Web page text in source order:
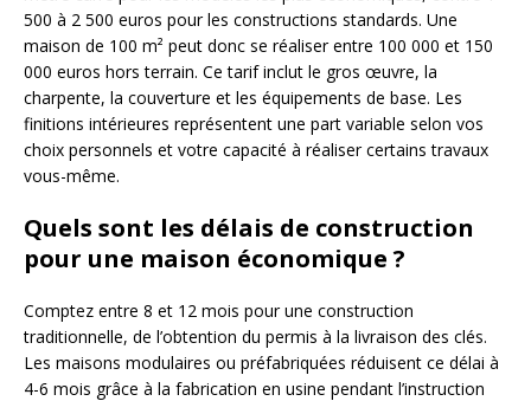
500 à 2 500 euros pour les constructions standards. Une
maison de 100 m² peut donc se réaliser entre 100 000 et 150
000 euros hors terrain. Ce tarif inclut le gros œuvre, la
charpente, la couverture et les équipements de base. Les
finitions intérieures représentent une part variable selon vos
choix personnels et votre capacité à réaliser certains travaux
vous-même.
Quels sont les délais de construction
pour une maison économique ?
Comptez entre 8 et 12 mois pour une construction
traditionnelle, de l’obtention du permis à la livraison des clés.
Les maisons modulaires ou préfabriquées réduisent ce délai à
4-6 mois grâce à la fabrication en usine pendant l’instruction